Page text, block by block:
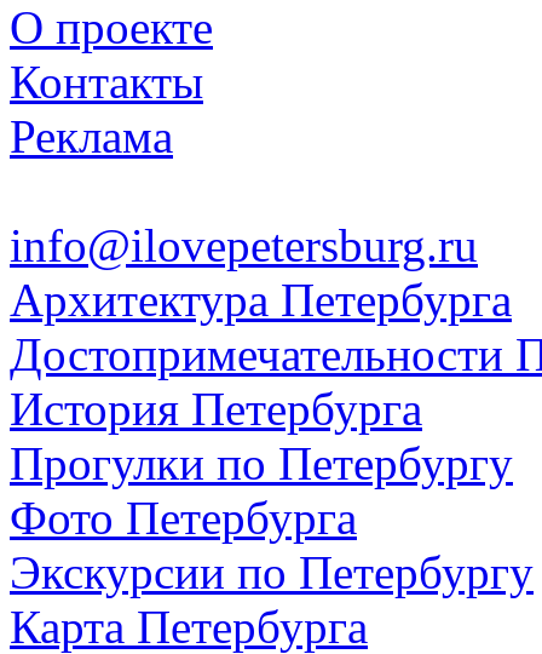
О проекте
Контакты
Реклама
info@ilovepetersburg.ru
Архитектура Петербурга
Достопримечательности
История Петербурга
Прогулки по Петербургу
Фото Петербурга
Экскурсии по Петербургу
Карта Петербурга